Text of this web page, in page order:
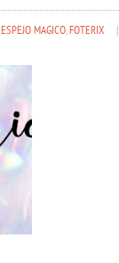
ESPEJO MAGICO,FOTERIX